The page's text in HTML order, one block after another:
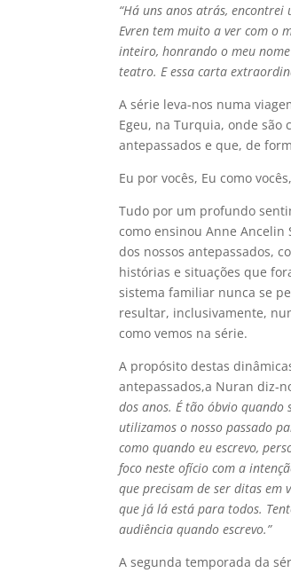
“Há uns anos atrás,
Evren tem muito a ver com o
inteiro, honrando o meu
teatro. E essa carta
A série leva-nos numa
Egeu, na Turquia, onde são
antepassados e que, de
Eu por vocês, Eu como
Tudo por um profundo
como ensinou Anne
dos nossos antepassados,
histórias e situações que
sistema familiar nunca se
resultar, inclusivamente,
como vemos na série.
A propósito destas
antepassados,a Nuran diz-
dos anos. É tão óbvio quando
utilizamos o nosso passado
como quando eu escrevo,
foco neste ofício com a
que precisam de ser ditas em
que já lá está para todos.
audiência quando escrevo.”
A segunda temporada da